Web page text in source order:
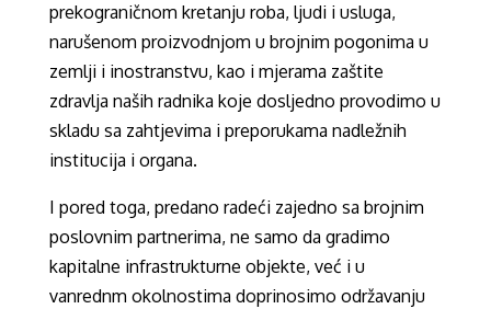
prekograničnom kretanju roba, ljudi i usluga,
narušenom proizvodnjom u brojnim pogonima u
zemlji i inostranstvu, kao i mjerama zaštite
zdravlja naših radnika koje dosljedno provodimo u
skladu sa zahtjevima i preporukama nadležnih
institucija i organa.
I pored toga, predano radeći zajedno sa brojnim
poslovnim partnerima, ne samo da gradimo
kapitalne infrastrukturne objekte, već i u
vanrednm okolnostima doprinosimo održavanju